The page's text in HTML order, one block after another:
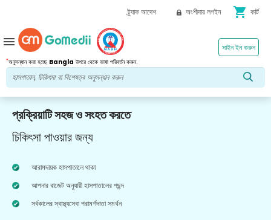
ট্র্যাক আদেশ অংশীদার লগইন shopping_cart কার্ট
*অনুসন্ধান করা হচ্ছে Bangla উপরে থেকে ভাষা পরিবর্তন করুন.
সাইন ইন করুন
menu
প্রক্রিয়াটি সহজ ও সংহত করতে
চিকিৎসা পাওয়ার জন্য
আরামদায়ক হাসপাতালে থাকা
আপনার বাজেট অনুযায়ী হাসপাতালের পছন্দ
সর্বকালের স্বাস্থ্যসেবা পরামর্শদাতা সমর্থন